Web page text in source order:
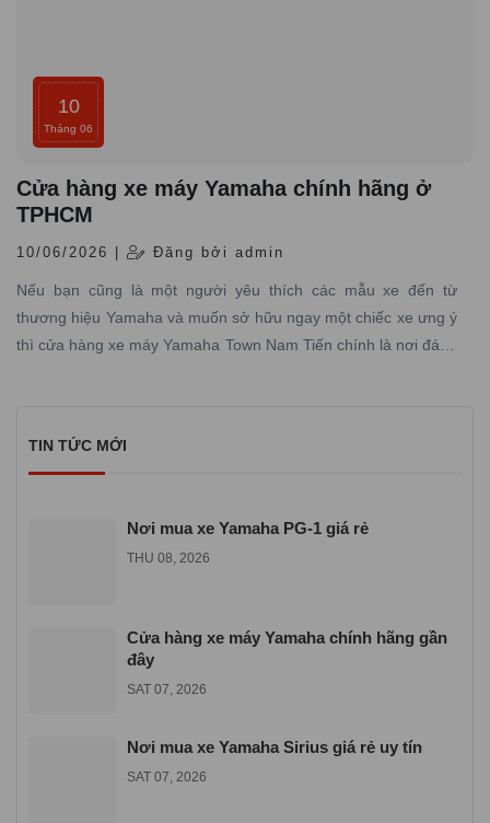
10
Tháng 06
Cửa hàng xe máy Yamaha chính hãng ở
TPHCM
10/06/2026 | Đăng bởi admin
Nếu bạn cũng là một người yêu thích các mẫu xe đến từ
thương hiệu Yamaha và muốn sở hữu ngay một chiếc xe ưng ý
thì cửa hàng xe máy Yamaha Town Nam Tiến chính là nơi đáng
TIN TỨC MỚI
Nơi mua xe Yamaha PG-1 giá rẻ
THU 08, 2026
Cửa hàng xe máy Yamaha chính hãng gần
đây
SAT 07, 2026
Nơi mua xe Yamaha Sirius giá rẻ uy tín
SAT 07, 2026